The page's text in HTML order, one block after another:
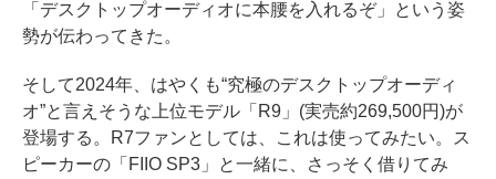
「デスクトップオーディオに本腰を入れるぞ」という姿
勢が伝わってきた。
そして2024年、はやくも“究極のデスクトップオーディ
オ”と言えそうな上位モデル「R9」(実売約269,500円)が
登場する。R7ファンとしては、これは使ってみたい。ス
ピーカーの「FIIO SP3」と一緒に、さっそく借りてみ